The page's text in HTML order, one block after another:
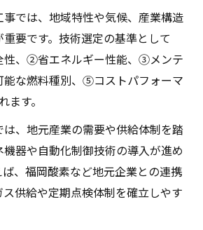
では、地域特性や気候、産業構造
要です。技術選定の基準として
、②省エネルギー性能、③メンテ
な燃料種別、⑤コストパフォーマ
ます。
、地元産業の需要や供給体制を踏
器や自動化制御技術の導入が進め
、福岡酸素など地元企業との連携
供給や定期点検体制を確立しやす